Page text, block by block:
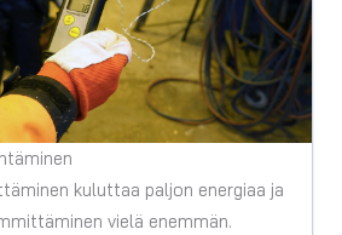
kuluttaa paljon energiaa ja
vielä enemmän.